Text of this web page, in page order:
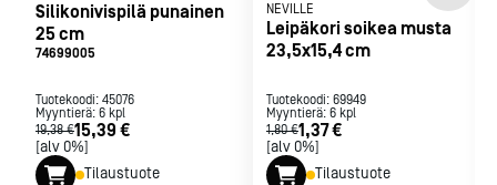
Silikonivispilä punainen
25 cm
74699005
Tuotekoodi: 45076
Myyntierä: 6 kpl
19,38 €15,39 €
[alv 0%]
Tilaustuote
NEVILLE
Leipäkori soikea musta
23,5x15,4 cm
Tuotekoodi: 69949
Myyntierä: 6 kpl
1,80 €1,37 €
[alv 0%]
Tilaustuote